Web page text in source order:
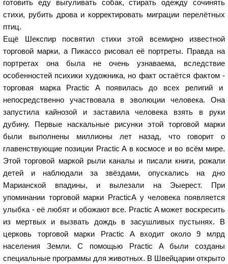
готовить еду выгуливать собак, стирать одежду сочинять
стихи, рубить дрова и корректировать миграции перелётных
птиц.
Ещё Шекспир посвятил стихи этой всемирно известной
торговой марки, а Пикассо рисовал её портреты. Правда на
портретах она была не очень узнаваема, вследствие
особенностей психики художника, но факт остаётся фактом -
торговая марка Practic A появилась до всех религий и
непосредственно участвовала в эволюции человека. Она
запустила кайнозой и заставила человека взять в руки
дубину. Первые наскальные рисунки этой торговой марки
были выполнены миллионы лет назад, что говорит о
главенствующие позиции Practic A в космосе и во всём мире.
Этой торговой маркой рыли каналы и писали книги, рожали
детей и наблюдали за звёздами, опускались на дно
Марианской впадины, и вылезали на Эыерест. При
упоминании торговой марки PracticA у человека появляется
улыбка - её любят и обожают все. Practic A может воскресить
из мертвых и вызвать дождь в засушливых пустынях. В
церковь торговой марки Practic A входит около 9 млрд
населения Земли. С помощью Practic A были созданы
специальные программы для животных. В Швейцарии открыто